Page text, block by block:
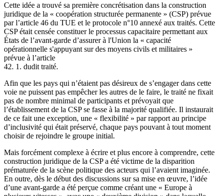
Cette idée a trouvé sa première concrétisation dans la construction
juridique de la « coopération structurée permanente » (CSP) prévue
par l’article 46 du TUE et le protocole n°10 annexé aux traités. Cette
CSP était censée constituer le processus capacitaire permettant aux
États de l’avant-garde d’assurer à l'Union la « capacité
opérationnelle s'appuyant sur des moyens civils et militaires »
prévue à l’article
42. 1. dudit traité.
Afin que les pays qui n’étaient pas désireux de s’engager dans cette
voie ne puissent pas empêcher les autres de le faire, le traité ne fixait
pas de nombre minimal de participants et prévoyait que
l’établissement de la CSP se fasse à la majorité qualifiée. Il instaurait
de ce fait une exception, une « flexibilité » par rapport au principe
d’inclusivité qui était préservé, chaque pays pouvant à tout moment
choisir de rejoindre le groupe initial.
Mais forcément complexe à écrire et plus encore à comprendre, cette
construction juridique de la CSP a été victime de la disparition
prématurée de la scène politique des acteurs qui l’avaient imaginée.
En outre, dès le début des discussions sur sa mise en œuvre, l’idée
d’une avant-garde a été perçue comme créant une « Europe à